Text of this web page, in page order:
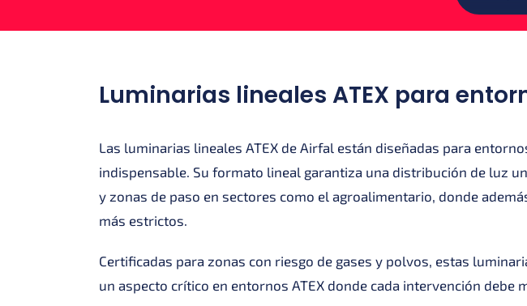
Luminarias lineales ATEX para
Las luminarias lineales ATEX de Airfal están diseñadas para
indispensable. Su formato lineal garantiza una distribución de luz
y zonas de paso en sectores como el agroalimentario, donde
más estrictos.
Certificadas para zonas con riesgo de gases y polvos, estas
un aspecto crítico en entornos ATEX donde cada intervención debe